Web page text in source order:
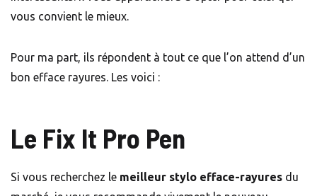
vous convient le mieux.
Pour ma part, ils répondent à tout ce que l’on attend d’un
bon efface rayures. Les voici :
Le Fix It Pro Pen
Si vous recherchez le meilleur stylo efface-rayures du